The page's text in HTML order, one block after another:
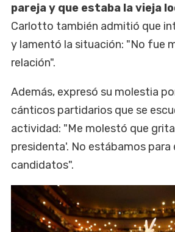
pareja y que estaba la vieja
Carlotto también admitió que
y lamentó la situación: "No fue
relación".
Además, expresó su molestia
cánticos partidarios que se
actividad: "Me molestó que
presidenta'. No estábamos para
candidatos".